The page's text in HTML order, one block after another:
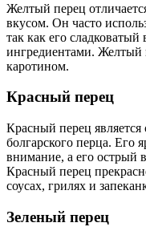
Желтый перец
вкусом. Он часто
так как его сладковатый
ингредиентами. Желтый
каротином.
Красный перец
Красный перец
болгарского перца. Его
внимание, а его острый
Красный перец
соусах, грилях и
Зеленый перец